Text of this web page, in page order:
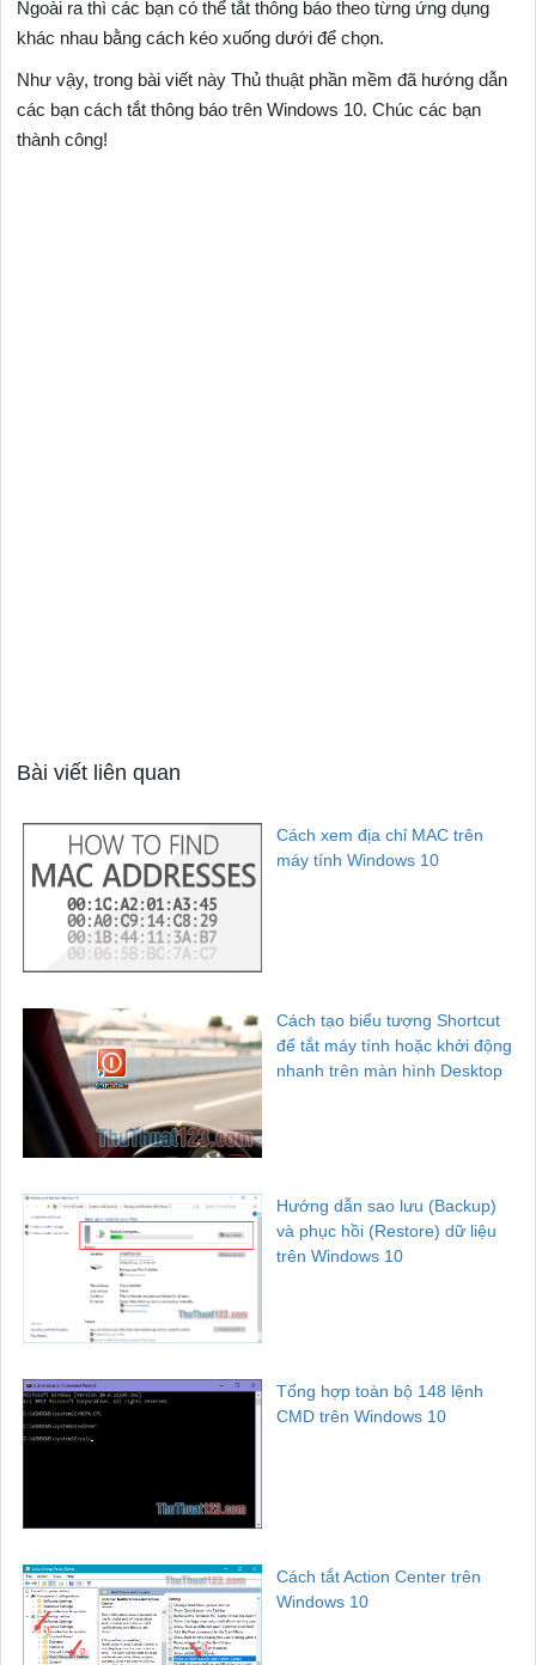
Ngoài ra thì các bạn có thể tắt thông báo theo từng ứng dụng
khác nhau bằng cách kéo xuống dưới để chọn.
Như vậy, trong bài viết này Thủ thuật phần mềm đã hướng dẫn
các bạn cách tắt thông báo trên Windows 10. Chúc các bạn
thành công!
Bài viết liên quan
Cách xem địa chỉ MAC trên
máy tính Windows 10
Cách tạo biểu tượng Shortcut
để tắt máy tính hoặc khởi động
nhanh trên màn hình Desktop
Hướng dẫn sao lưu (Backup)
và phục hồi (Restore) dữ liệu
trên Windows 10
Tổng hợp toàn bộ 148 lệnh
CMD trên Windows 10
Cách tắt Action Center trên
Windows 10